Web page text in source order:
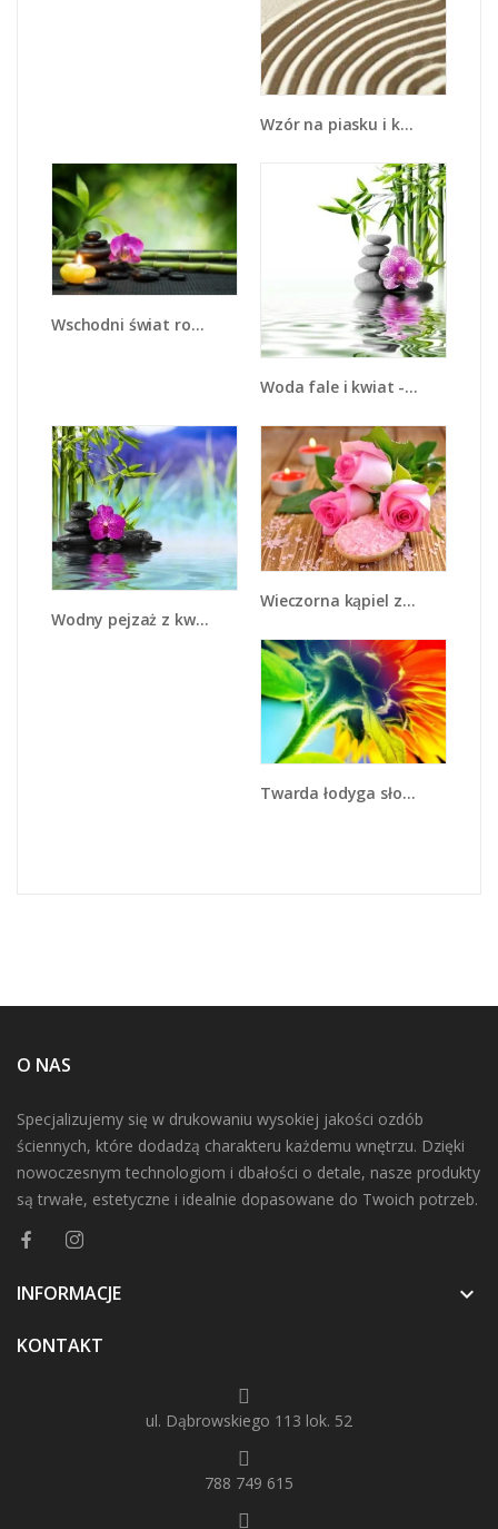
Wzór na piasku i kwiat - K432
Wschodni świat roślin - K696
Woda fale i kwiat - K652
Wodny pejzaż z kwiatem - K646
Wieczorna kąpiel z różami - K615
Twarda łodyga słonecznika - K866
O NAS
Specjalizujemy się w drukowaniu wysokiej jakości ozdób
ściennych, które dodadzą charakteru każdemu wnętrzu. Dzięki
nowoczesnym technologiom i dbałości o detale, nasze produkty
są trwałe, estetyczne i idealnie dopasowane do Twoich potrzeb.
INFORMACJE 
KONTAKT
ul. Dąbrowskiego 113 lok. 52
788 749 615